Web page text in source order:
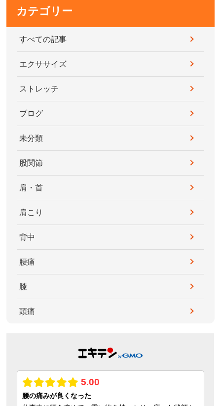
カテゴリー
すべての記事
エクササイズ
ストレッチ
ブログ
未分類
股関節
肩・首
肩こり
背中
腰痛
膝
頭痛